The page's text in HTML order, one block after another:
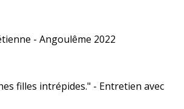
- Angoulême 2022
filles intrépides." - Entretien avec